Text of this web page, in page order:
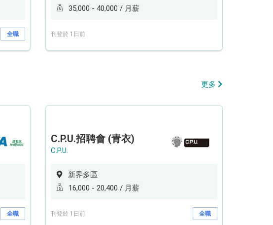
全職
35,000 - 40,000 / 月薪
刊登於 1日前
更多
全職
C.P.U.招聘會 (青衣)
C.P.U.
新界多區
16,000 - 20,400 / 月薪
刊登於 1日前 全職